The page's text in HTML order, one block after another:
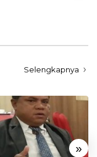
Selengkapnya
»